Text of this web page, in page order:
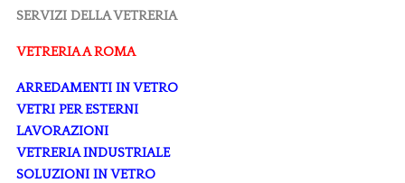
SERVIZI DELLA VETRERIA
VETRERIA A ROMA
ARREDAMENTI IN VETRO
VETRI PER ESTERNI
LAVORAZIONI
VETRERIA INDUSTRIALE
SOLUZIONI IN VETRO